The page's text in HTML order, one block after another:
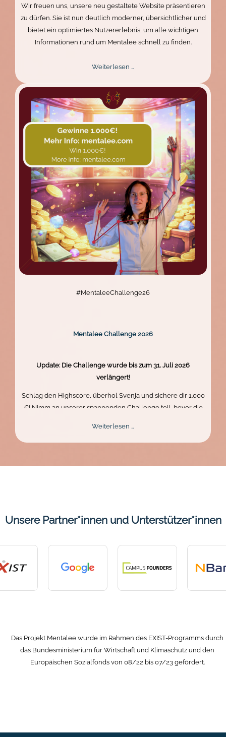
Wir freuen uns, unsere neu gestaltete Website präsentieren
zu dürfen. Sie ist nun deutlich moderner, übersichtlicher und
bietet ein optimiertes Nutzererlebnis, um alle wichtigen
Informationen rund um Mentalee schnell zu finden.
Weiterlesen …
Erlebnis:
Der
Mentalee
Relaunch
#MentaleeChallenge26
Mentalee Challenge 2026
Update: Die Challenge wurde bis zum 31. Juli 2026
verlängert!
Schlag den Highscore, überhol Svenja und sichere dir 1.000
€! Nimm an unserer spannenden Challenge teil, bevor die
Weiterlesen …
Unsere Partner*innen und Unterstützer*innen
Das Projekt Mentalee wurde im Rahmen des EXIST-Programms durch
das Bundesministerium für Wirtschaft und Klimaschutz und den
Europäischen Sozialfonds von 08/22 bis 07/23 gefördert.